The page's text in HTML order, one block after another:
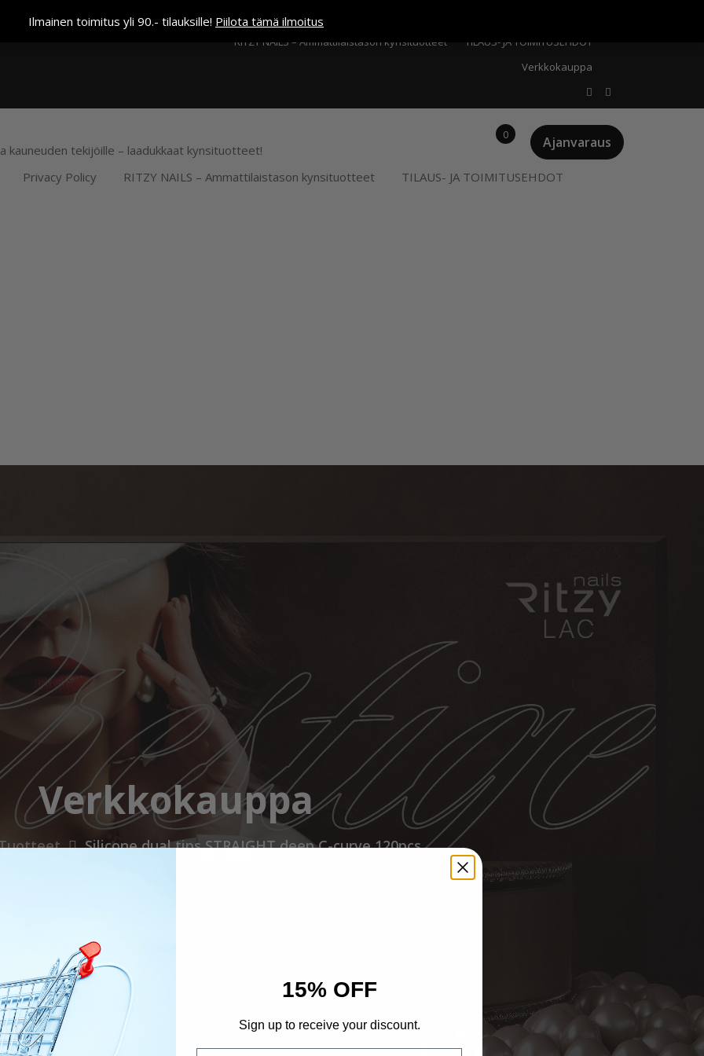
Ilmainen toimitus yli 90.- tilauksille! Piilota tämä ilmoitusKassa
RITZY NAILS – Ammattilaistason kynsituotteet
TILAUS- JA TOIMITUSEHDOT
Verkkokauppa
kauneuden tekijöille – laadukkaat kynsituotteet! Ajanvaraus
0
Privacy Policy RITZY NAILS – Ammattilaistason kynsituotteet TILAUS- JA TOIMITUSEHDOT
Verkkokauppa
Silicone dual tips STRAIGHT deep C-curve 120pcs
15% OFF
Sign up to receive your discount.